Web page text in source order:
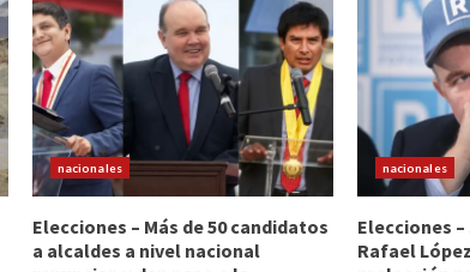
nacionales
Elecciones – Más de 50 candidatos
a alcaldes a nivel nacional
nacionales
Elecciones
Rafael